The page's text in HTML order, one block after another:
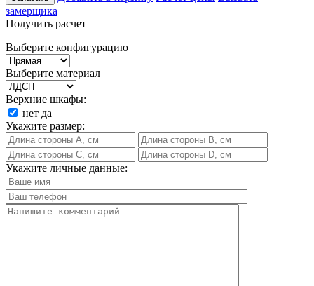
замерщика
Получить расчет
Выберите конфигурацию
Выберите материал
Верхние шкафы:
нет да
Укажите размер:
Укажите личные данные: